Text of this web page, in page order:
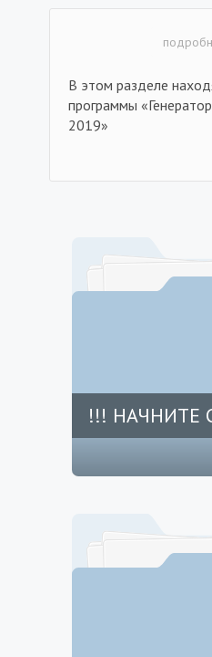
В этом разделе
программы
2019»
!!! НАЧНИТЕ